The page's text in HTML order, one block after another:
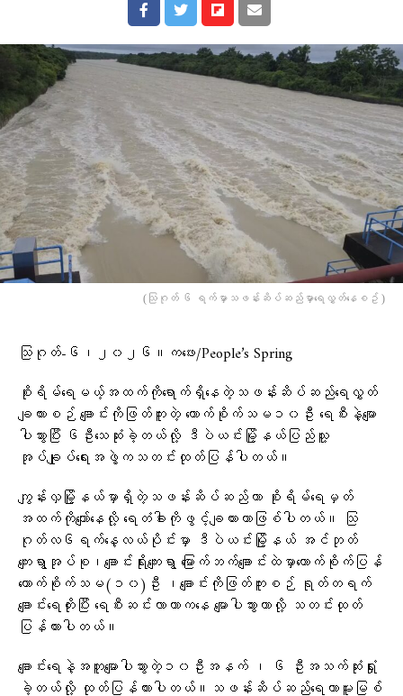
(သြဂုတ် ၆ ရက်မှာသဖန်းဆိပ်ဆည်မှာ​ရေလွှတ်​နေစဥ် )
သြဂုတ်-၆၊၂၀၂၆။ကဖေး/People’s Spring
စိုးရိမ်ရေမယ့်အထက်ကိုရောက်ရှိနေတဲ့သဖန်းဆိပ်ဆည်ရေလွှတ်
ချထားစဉ် ချောင်းကိုဖြတ်ကူးတဲ့ ကောက်စိုက်သမ၁၀ဦး ရေစီးနဲ့မျော
ပါသွားပြီး ၆ဦးသေဆုံးခဲ့တယ်လို့ ဒီပဲယင်းမြို့နယ်ပြည်သူ့
အုပ်ချုပ်ရေးအဖွဲ့ကသတင်းထုတ်ပြန်ပါတယ်။
ကျွန်းလှမြို့နယ်မှာရှိတဲ့သဖန်းဆိပ်ဆည်ဟာ စိုးရိမ်ရေမှတ်
အထက်ကိုကျော်နေလို့ ရေတံခါးကိုဖွင့်ချထားတာဖြစ်ပါတယ်။ သြ
ဂုတ်လ၆ရက်နေ့လယ်ပိုင်းမှာ ဒီပဲယင်းမြို့နယ် အင်ဘုတ်
ကျေးရွာအုပ်စု၊ချောင်းရိုးကျေးရွာ မြောက်ဘက်ချောင်းထဲမှာကောက်စိုက်ပြန်
ကောက်စိုက်သမ(၁၀)ဦး ၊ချောင်းကိုဖြတ်ကူးစဉ် ရုတ်တရက်
ချောင်းရေတိုးပြီး ရေစီးဆင်းလာတာကနေ မျောပါသွားတာလို့ သတင်းထုတ်
ပြန်ထားပါတယ်။
ချောင်းရေနဲ့အတူမျောပါသွားတဲ့၁၀ဦးအနက် ၊ ၆ ဦးအသက်ဆုံးရှုံး
ခဲ့တယ်လို့ ထုတ်ပြန်ထားပါတယ်။သဖန်းဆိပ်ဆည်ရေဟာမူးမြစ်